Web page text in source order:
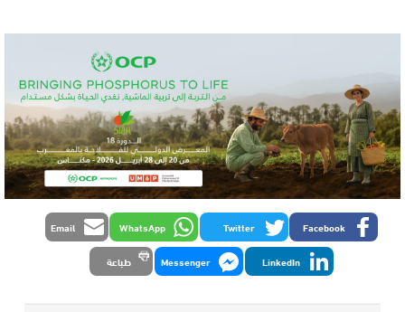
Facebook
Twitter
WhatsApp
Email
LinkedIn
Messenger طباعة